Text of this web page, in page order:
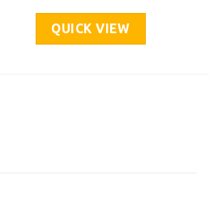
QUICK VIEW